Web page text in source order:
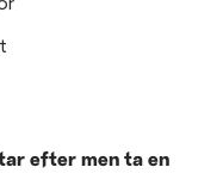
efter men ta en